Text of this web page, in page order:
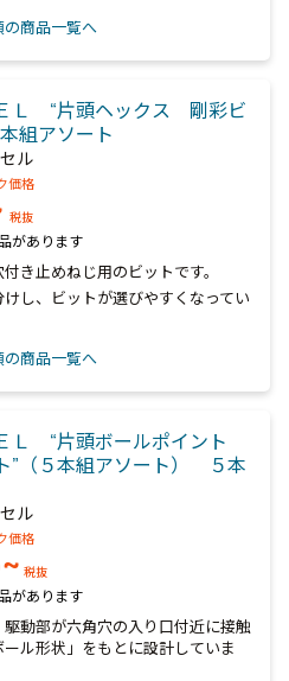
の商品一覧へ
Ｌ “片頭ヘックス 剛彩ビ
組アソート
ル
価格
税抜
があります
き止めねじ用のビットです。
し、ビットが選びやすくなってい
の商品一覧へ
Ｌ “片頭ボールポイント
”（５本組アソート） ５本
ル
価格
税抜
があります
動部が六角穴の入り口付近に接触
ル形状」をもとに設計していま